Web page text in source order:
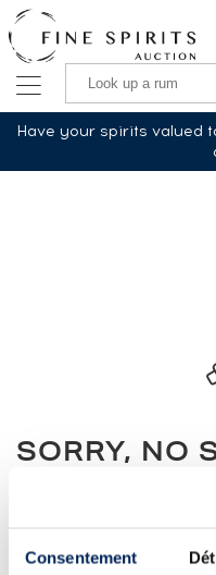
Consentement
Have your spirits valued
SORRY, NO